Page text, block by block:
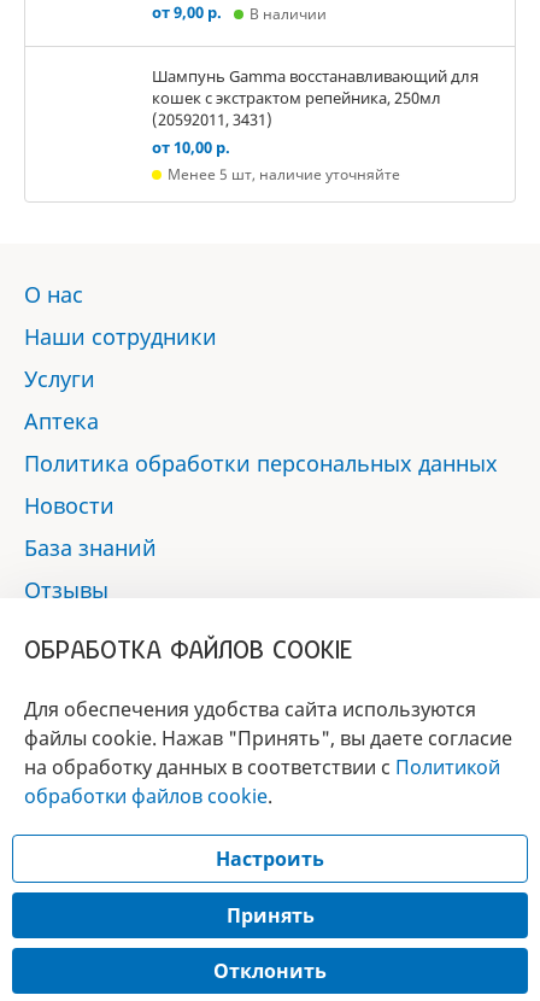
от 9,00 р.
В наличии
Шампунь Gamma восстанавливающий для
кошек с экстрактом репейника, 250мл
(20592011, 3431)
от 10,00 р.
Менее 5 шт, наличие уточняйте
О нас
Наши сотрудники
Услуги
Аптека
Политика обработки персональных данных
Новости
База знаний
Отзывы
БРЕНД
ГОДА 2017 - 2019
© 2017 - 2026 «Альфа-вет»
Разработка сайта —
Информация, представленная на сайте, носит справочный характер и не
является публичной офертой.
ОБРАБОТКА ФАЙЛОВ COOKIE
Для обеспечения удобства сайта используются
файлы cookie. Нажав "Принять", вы даете согласие
на обработку данных в соответствии с Политикой
обработки файлов cookie.
Настроить
Принять
Отклонить